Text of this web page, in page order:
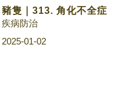
豬隻｜313. 角化不全症
疾病防治
2025-01-02